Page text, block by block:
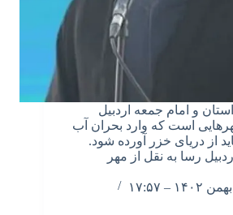
و امام جمعه اردبیل
است که وارد بحران آب
از دریای خزر آورده شود.
رسا به نقل از مهر